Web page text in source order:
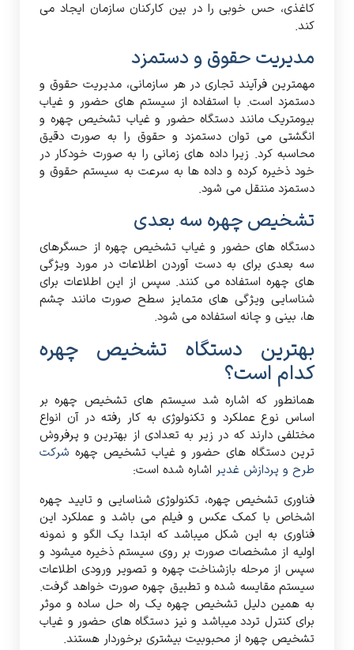
کاغذی، حس خوبی را در بین کارکنان سازمان ایجاد می
کند.
مدیریت حقوق و دستمزد
مهمترین فرآیند تجاری در هر سازمانی، مدیریت حقوق و
دستمزد است. با استفاده از سیستم های حضور و غیاب
بیومتریک مانند دستگاه حضور و غیاب تشخیص چهره و
انگشتی می توان دستمزد و حقوق را به صورت دقیق
محاسبه کرد. زیرا داده های زمانی را به صورت خودکار در
خود ذخیره کرده و داده ها به سرعت به سیستم حقوق و
دستمزد منتقل می شود.
تشخیص چهره سه بعدی
دستگاه های حضور و غیاب تشخیص چهره از حسگرهای
سه بعدی برای به دست آوردن اطلاعات در مورد ویژگی
های چهره استفاده می کنند. سپس از این اطلاعات برای
شناسایی ویژگی های متمایز سطح صورت مانند چشم
ها، بینی و چانه استفاده می شود.
بهترین دستگاه تشخیص چهره
کدام است؟
همانطور که اشاره شد سیستم های تشخیص چهره بر
اساس نوع عملکرد و تکنولوژی به کار رفته در آن انواع
مختلفی دارند که در زیر به تعدادی از بهترین و پرفروش
ترین دستگاه های حضور و غیاب تشخیص چهره شرکت
طرح و پردازش غدیر اشاره شده است:
فناوری تشخیص چهره، تکنولوژی شناسایی و تایید چهره
اشخاص با کمک عکس و فیلم می باشد و عملکرد این
فناوری به این شکل میباشد که ابتدا یک الگو و نمونه
اولیه از مشخصات صورت بر روی سیستم ذخیره میشود و
سپس از مرحله بازشناخت چهره و تصویر ورودی اطلاعات
سیستم مقایسه شده و تطبیق چهره صورت خواهد گرفت.
به همین دلیل تشخیص چهره یک راه حل ساده و موثر
برای کنترل تردد میباشد و نیز دستگاه های حضور و غیاب
تشخیص چهره از محبوبیت بیشتری برخوردار هستند.